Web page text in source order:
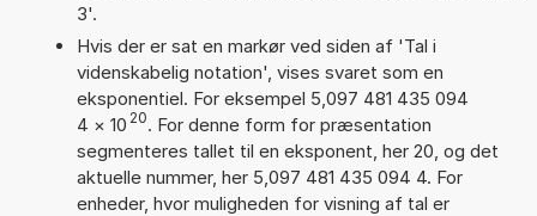
3'.
Hvis der er sat en markør ved siden af 'Tal i
videnskabelig notation', vises svaret som en
eksponentiel. For eksempel 5,097 481 435 094
4 × 10 20. For denne form for præsentation
segmenteres tallet til en eksponent, her 20, og det
aktuelle nummer, her 5,097 481 435 094 4. For
enheder, hvor muligheden for visning af tal er